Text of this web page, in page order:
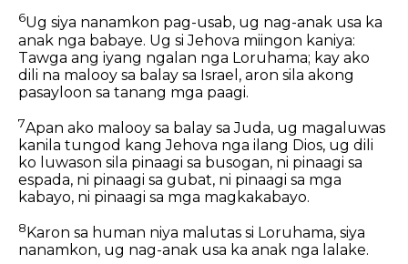
6Ug siya nanamkon pag-usab, ug nag-anak usa ka
anak nga babaye. Ug si Jehova miingon kaniya:
Tawga ang iyang ngalan nga Loruhama; kay ako
dili na malooy sa balay sa Israel, aron sila akong
pasayloon sa tanang mga paagi.
7Apan ako malooy sa balay sa Juda, ug magaluwas
kanila tungod kang Jehova nga ilang Dios, ug dili
ko luwason sila pinaagi sa busogan, ni pinaagi sa
espada, ni pinaagi sa gubat, ni pinaagi sa mga
kabayo, ni pinaagi sa mga magkakabayo.
8 Karon sa human niya malutas si Loruhama, siya
nanamkon, ug nag-anak usa ka anak nga lalake.